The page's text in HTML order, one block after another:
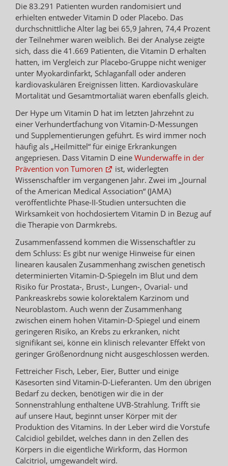
Die 83.291 Patienten wurden randomisiert und
erhielten entweder Vitamin D oder Placebo. Das
durchschnittliche Alter lag bei 65,9 Jahren, 74,4 Prozent
der Teilnehmer waren weiblich. Bei der Analyse zeigte
sich, dass die 41.669 Patienten, die Vitamin D erhalten
hatten, im Vergleich zur Placebo-Gruppe nicht weniger
unter Myokardinfarkt, Schlaganfall oder anderen
kardiovaskulären Ereignissen litten. Kardiovaskuläre
Mortalität und Gesamtmortaliät waren ebenfalls gleich.
Der Hype um Vitamin D hat im letzten Jahrzehnt zu
einer Verhundertfachung von Vitamin-D-Messungen
und Supplementierungen geführt. Es wird immer noch
häufig als „Heilmittel“ für einige Erkrankungen
angepriesen. Dass Vitamin D eine Wunderwaffe in der
Prävention von Tumoren
ist, widerlegten
Wissenschaftler im vergangenen Jahr. Zwei im „Journal
of the American Medical Association“ (JAMA)
veröffentlichte Phase-II-Studien untersuchten die
Wirksamkeit von hochdosiertem Vitamin D in Bezug auf
die Therapie von Darmkrebs.
Zusammenfassend kommen die Wissenschaftler zu
dem Schluss: Es gibt nur wenige Hinweise für einen
linearen kausalen Zusammenhang zwischen genetisch
determinierten Vitamin-D-Spiegeln im Blut und dem
Risiko für Prostata-, Brust-, Lungen-, Ovarial- und
Pankreaskrebs sowie kolorektalem Karzinom und
Neuroblastom. Auch wenn der Zusammenhang
zwischen einem hohen Vitamin-D-Spiegel und einem
geringeren Risiko, an Krebs zu erkranken, nicht
signifikant sei, könne ein klinisch relevanter Effekt von
geringer Größenordnung nicht ausgeschlossen werden.
Fettreicher Fisch, Leber, Eier, Butter und einige
Käsesorten sind Vitamin-D-Lieferanten. Um den übrigen
Bedarf zu decken, benötigen wir die in der
Sonnenstrahlung enthaltene UVB-Strahlung. Trifft sie
auf unsere Haut, beginnt unser Körper mit der
Produktion des Vitamins. In der Leber wird die Vorstufe
Calcidiol gebildet, welches dann in den Zellen des
Körpers in die eigentliche Wirkform, das Hormon
Calcitriol, umgewandelt wird.